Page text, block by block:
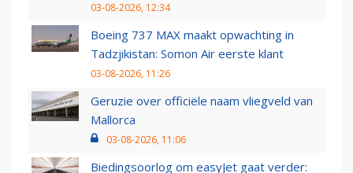
03-08-2026, 12:34
Boeing 737 MAX maakt opwachting in
Tadzjikistan: Somon Air eerste klant
03-08-2026, 11:26
Geruzie over officiële naam vliegveld van
Mallorca
03-08-2026, 11:06
Biedingsoorlog om easyJet gaat verder: